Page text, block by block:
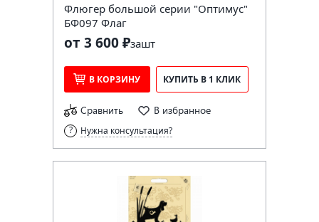
Флюгер большой серии "Оптимус"
БФ097 Флаг
от 3 600 ₽зашт
В КОРЗИНУ КУПИТЬ В 1 КЛИК
Сравнить В избранное
Нужна консультация?